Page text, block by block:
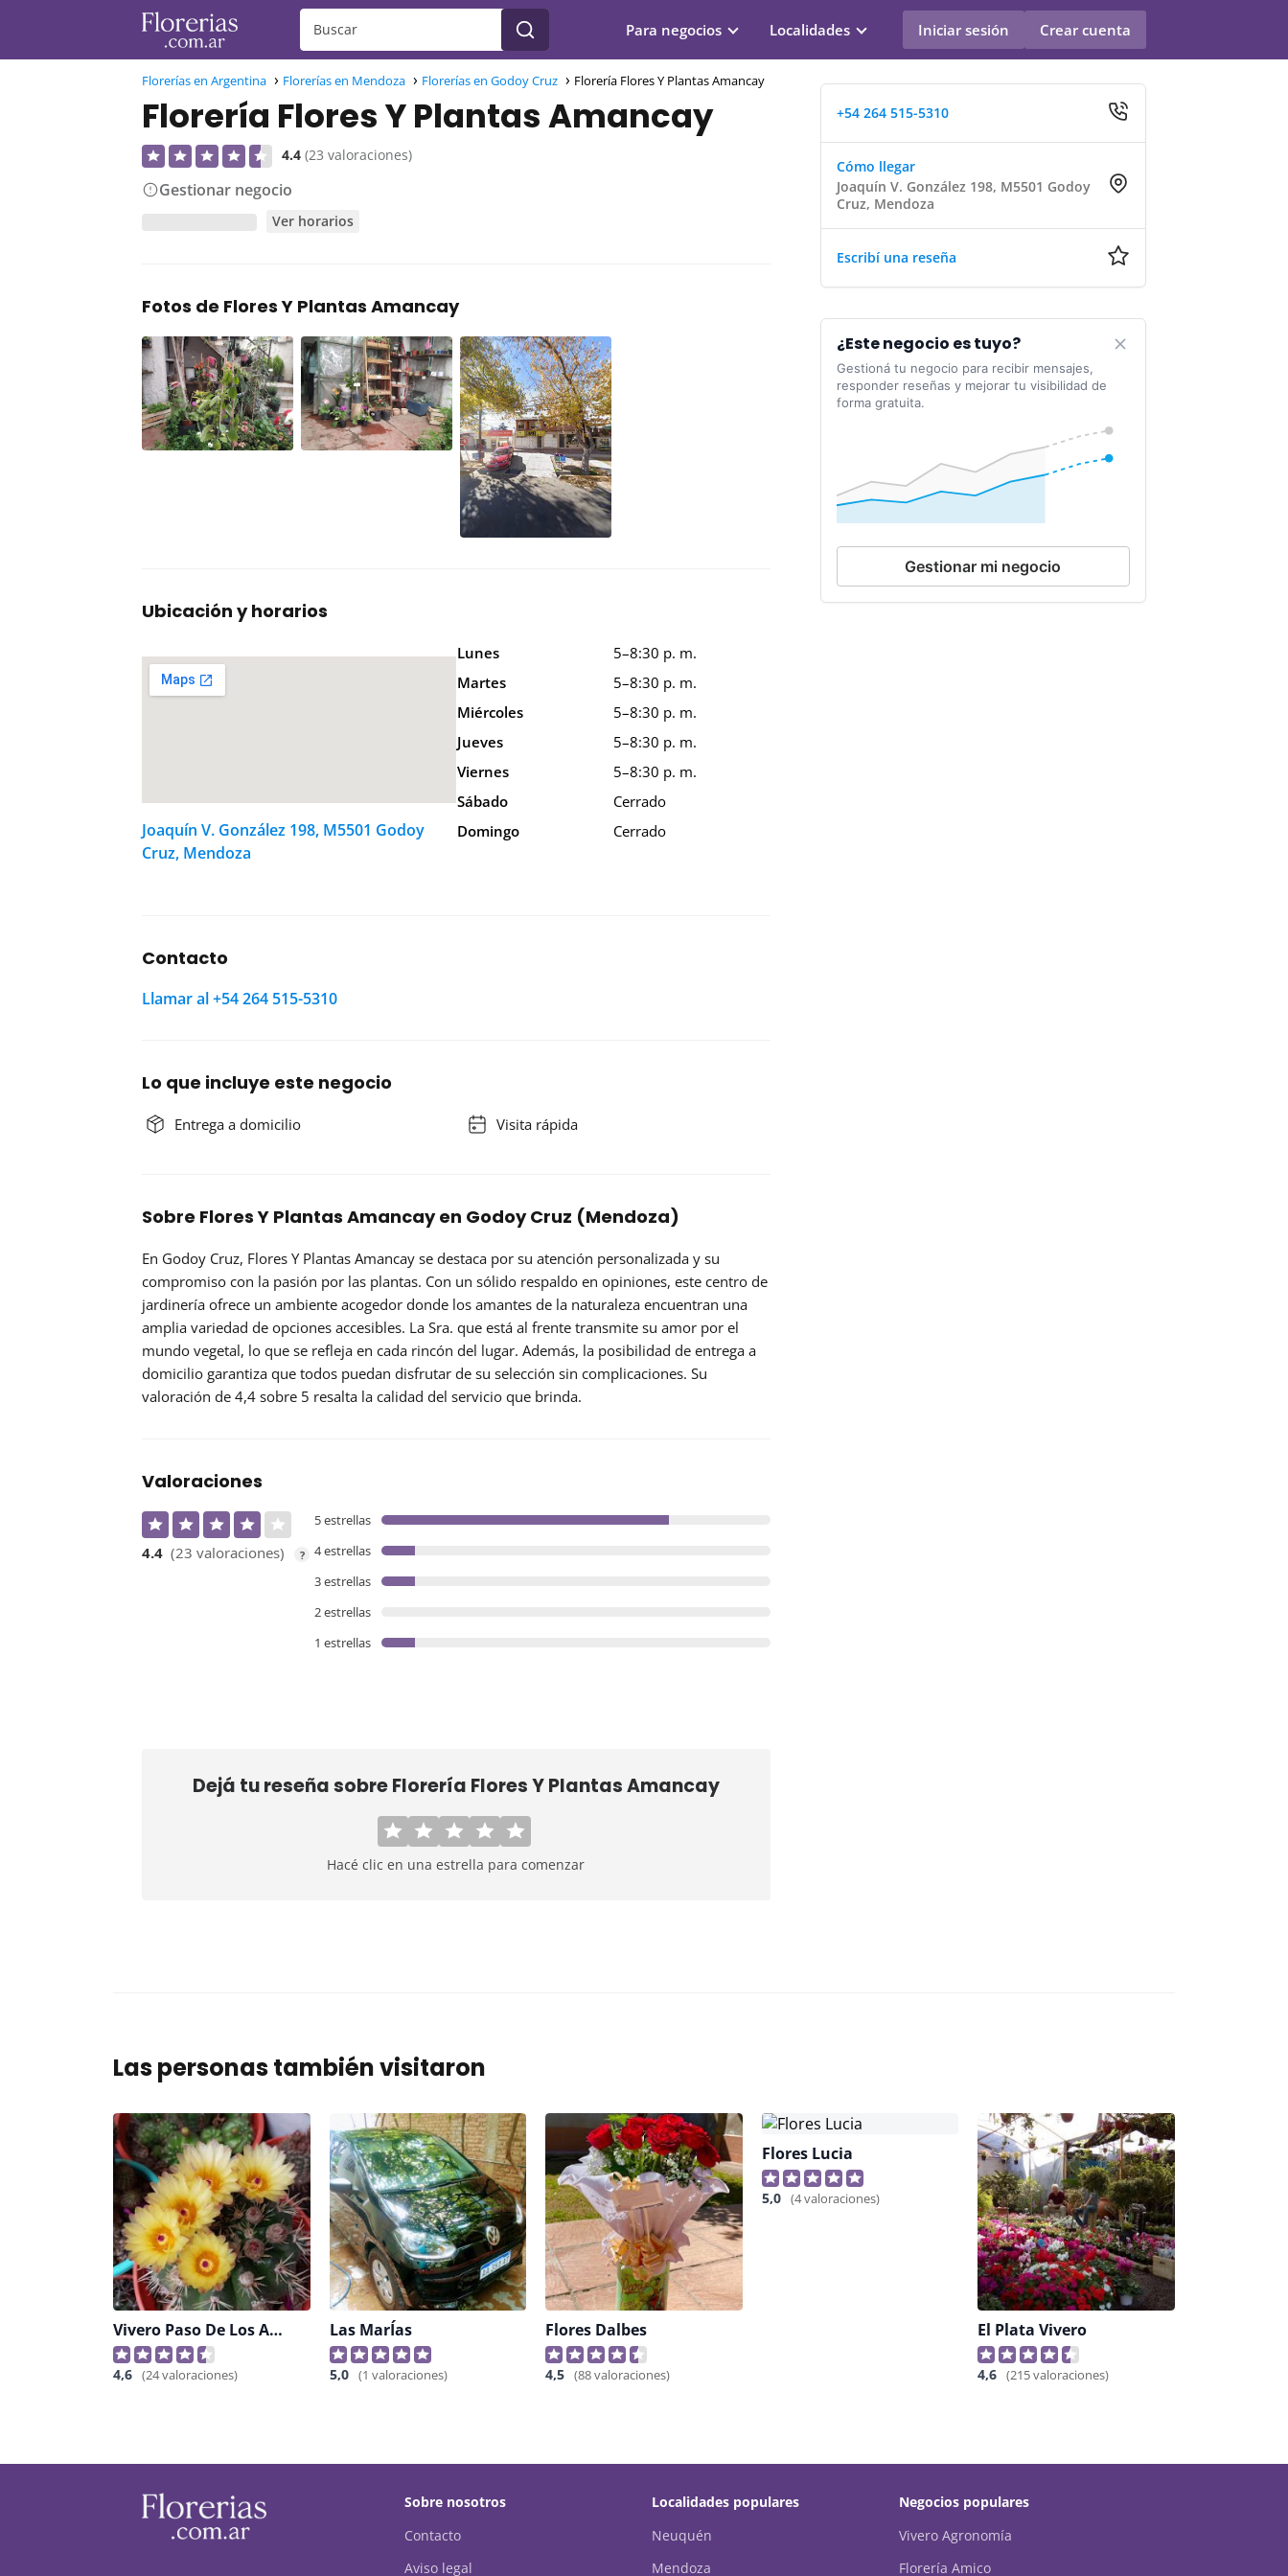
Para negocios Localidades Iniciar sesión Crear cuenta
Florerías en Argentina Florerías en Mendoza Florerías en Godoy Cruz Florería Flores Y Plantas Amancay
Florería Flores Y Plantas Amancay
4.4 (23 valoraciones)
Gestionar negocio
Ver horarios
Fotos de Flores Y Plantas Amancay
Ubicación y horarios
Joaquín V. González 198, M5501 Godoy
Cruz, Mendoza
Lunes
5–8:30 p. m.
Martes
5–8:30 p. m.
Miércoles
5–8:30 p. m.
Jueves
5–8:30 p. m.
Viernes
5–8:30 p. m.
Sábado
Cerrado
Domingo
Cerrado
Contacto
Llamar al +54 264 515-5310
Lo que incluye este negocio
Entrega a domicilio Visita rápida
Sobre Flores Y Plantas Amancay en Godoy Cruz (Mendoza)
En Godoy Cruz, Flores Y Plantas Amancay se destaca por su atención personalizada y su
compromiso con la pasión por las plantas. Con un sólido respaldo en opiniones, este centro de
jardinería ofrece un ambiente acogedor donde los amantes de la naturaleza encuentran una
amplia variedad de opciones accesibles. La Sra. que está al frente transmite su amor por el
mundo vegetal, lo que se refleja en cada rincón del lugar. Además, la posibilidad de entrega a
domicilio garantiza que todos puedan disfrutar de su selección sin complicaciones. Su
valoración de 4,4 sobre 5 resalta la calidad del servicio que brinda.
Valoraciones
4.4 (23 valoraciones) ?
5 estrellas
4 estrellas
3 estrellas
2 estrellas
1 estrellas
Dejá tu reseña sobreFlorería Flores Y Plantas Amancay
Hacé clic en una estrella para comenzar
+54 264 515-5310
Cómo llegar
Joaquín V. González 198, M5501 Godoy
Cruz, Mendoza
Escribí una reseña
¿Este negocio es tuyo?
Gestioná tu negocio para recibir mensajes,
responder reseñas y mejorar tu visibilidad de
forma gratuita.
Gestionar mi negocio
Las personas también visitaron
Vivero Paso De Los Andes
4,6 (24 valoraciones)
Las MarÍas
5,0 (1 valoraciones)
Flores Dalbes
4,5 (88 valoraciones)
Flores Lucia
5,0 (4 valoraciones)
El Plata Vivero
4,6 (215 valoraciones)
Sobre nosotros
Contacto
Aviso legal
Localidades populares
Neuquén
Mendoza
Negocios populares
Vivero Agronomía
Florería Amico